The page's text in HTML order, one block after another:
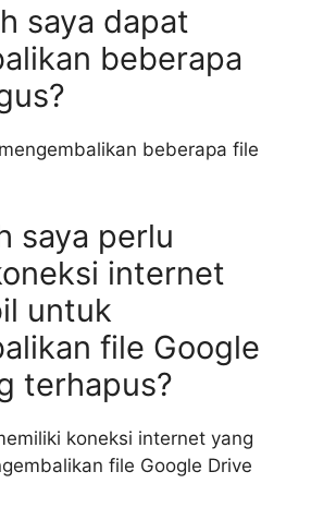
saya dapat
beberapa
beberapa file
saya perlu
internet
untuk
file Google
terhapus?
koneksi internet yang
file Google Drive